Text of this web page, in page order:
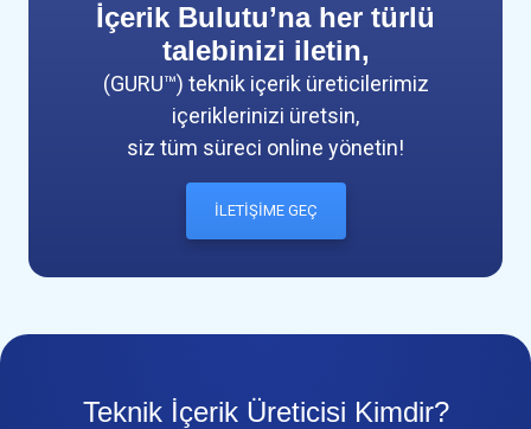
İçerik Bulutu’na her türlü
talebinizi iletin,
(GURU™) teknik içerik üreticilerimiz
içeriklerinizi üretsin,
siz tüm süreci online yönetin!
İLETİŞİME GEÇ
Teknik İçerik Üreticisi Kimdir?